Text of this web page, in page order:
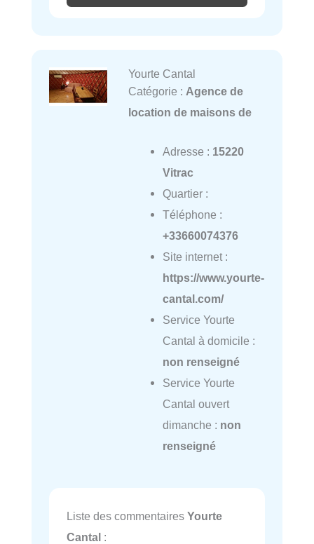
Yourte Cantal
Catégorie : Agence de
location de maisons de
Adresse : 15220
Vitrac
Quartier :
Téléphone :
+33660074376
Site internet :
https://www.yourte-
cantal.com/
Service Yourte
Cantal à domicile :
non renseigné
Service Yourte
Cantal ouvert
dimanche : non
renseigné
Liste des commentaires Yourte
Cantal :